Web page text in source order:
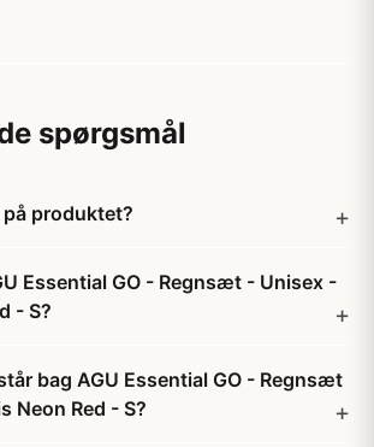
spørgsmål
produktet?
Essential GO - Regnsæt - Unisex -
- S?
bag AGU Essential GO - Regnsæt
Neon Red - S?